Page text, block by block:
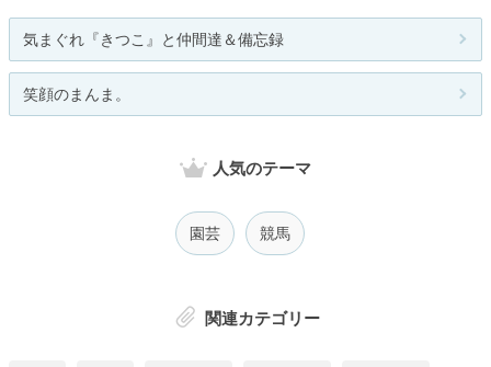
気まぐれ『きつこ』と仲間達＆備忘録
笑顔のまんま。
人気のテーマ
園芸 競馬
関連カテゴリー